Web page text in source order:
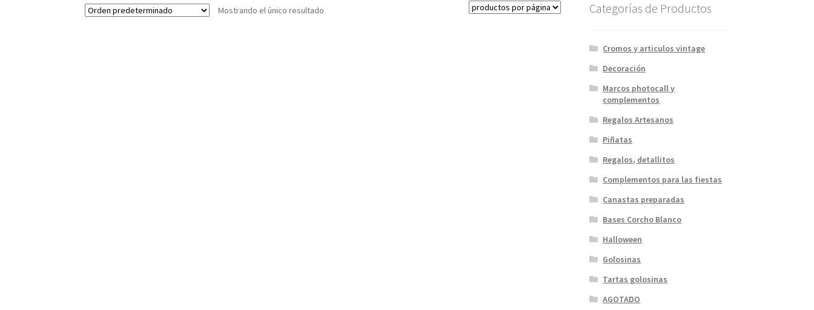
Mostrando el único resultado Categorías de Productos
Cromos y articulos vintage
Decoración
Marcos photocall y
complementos
Regalos Artesanos
Piñatas
Regalos, detallitos
Complementos para las fiestas
Canastas preparadas
Bases Corcho Blanco
Halloween
Golosinas
Tartas golosinas
AGOTADO